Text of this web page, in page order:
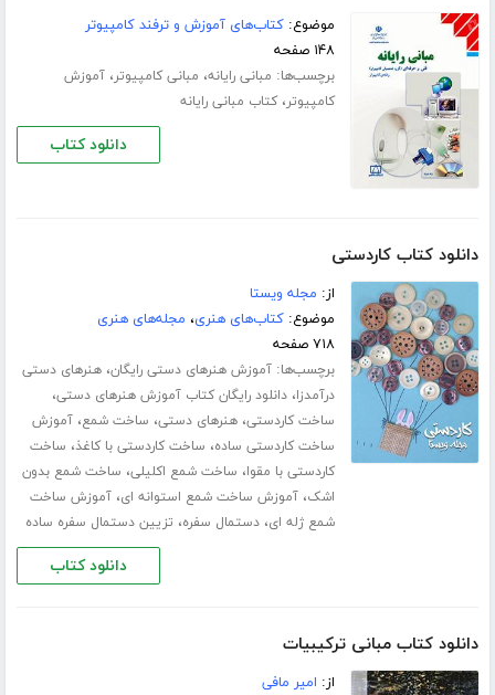
موضوع:کتاب‌های آموزش و ترفند کامپیوتر
۱۴۸ صفحه
برچسب‌ها: مبانی رایانه، مبانی کامپیوتر،آموزش
کامپیوتر،کتاب مبانی رایانه
دانلود کتاب
دانلود کتاب کاردستی
از: مجله ویستا
موضوع:کتاب‌های هنری، مجله‌های هنری
۷۱۸ صفحه
برچسب‌ها:آموزش هنرهای دستی رایگان،هنرهای دستی
درآمدزا،دانلود رایگان کتاب آموزش هنرهای دستی،
ساخت کاردستی،هنرهای دستی، ساخت شمع،آموزش
ساخت کاردستی ساده، ساخت کاردستی با کاغذ، ساخت
کاردستی با مقوا، ساخت شمع اکلیلی، ساخت شمع بدون
اشک،آموزش ساخت شمع استوانه ای،آموزش ساخت
شمع ژله ای،دستمال سفره، تزیین دستمال سفره ساده
دانلود کتاب
دانلود کتاب مبانی ترکیبیات
از: امیر مافی